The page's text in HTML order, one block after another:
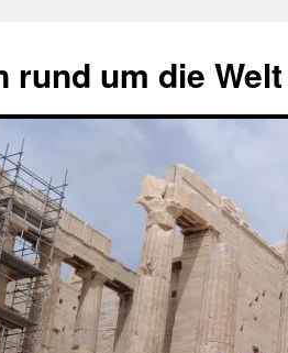
rund um die Welt